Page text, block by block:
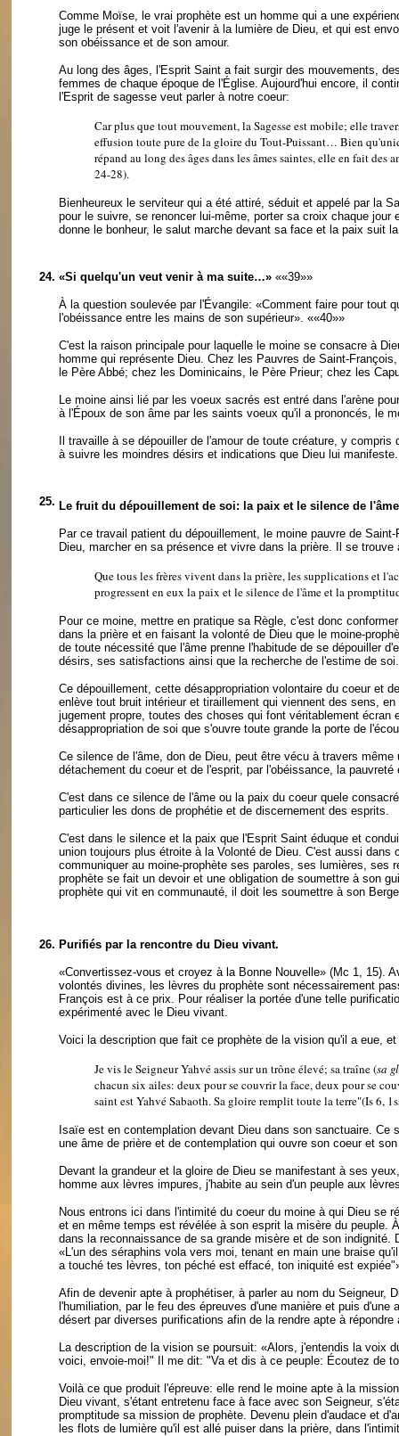
Comme Moïse, le vrai prophète est un homme qui a une
juge le présent et voit l'avenir à la lumière de Dieu, et qui est
son obéissance et de son amour.
Au long des âges, l'Esprit Saint a fait surgir des mouvements,
femmes de chaque époque de l'Église. Aujourd'hui encore, il
l'Esprit de sagesse veut parler à notre coeur:
Car plus que tout mouvement, la Sagesse est mobile; elle
effusion toute pure de la gloire du Tout-Puissant… Bien
répand au long des âges dans les âmes saintes, elle en fait
24-28).
Bienheureux le serviteur qui a été attiré, séduit et appelé par la
pour le suivre, se renoncer lui-même, porter sa croix chaque
donne le bonheur, le salut marche devant sa face et la paix suit
24. «Si quelqu'un veut venir à ma suite…» ««39»»
À la question soulevée par l'Évangile: «Comment faire pour tout
l'obéissance entre les mains de son supérieur». ««40»»
C'est la raison principale pour laquelle le moine se consacre à
homme qui représente Dieu. Chez les Pauvres de Saint-
le Père Abbé; chez les Dominicains, le Père Prieur; chez les
Le moine ainsi lié par les voeux sacrés est entré dans l'arène
à l'Époux de son âme par les saints voeux qu'il a prononcés, le
Il travaille à se dépouiller de l'amour de toute créature, y
à suivre les moindres désirs et indications que Dieu lui
25. Le fruit du dépouillement de soi: la paix et le silence de
Par ce travail patient du dépouillement, le moine pauvre de
Dieu, marcher en sa présence et vivre dans la prière. Il se
Que tous les frères vivent dans la prière, les supplications et
progressent en eux la paix et le silence de l'âme et la
Pour ce moine, mettre en pratique sa Règle, c'est donc
dans la prière et en faisant la volonté de Dieu que le moine-
de toute nécessité que l'âme prenne l'habitude de se dépouiller
désirs, ses satisfactions ainsi que la recherche de l'estime de soi.
Ce dépouillement, cette désappropriation volontaire du coeur et
enlève tout bruit intérieur et tiraillement qui viennent des sens,
jugement propre, toutes des choses qui font véritablement
désappropriation de soi que s'ouvre toute grande la porte de
Ce silence de l'âme, don de Dieu, peut être vécu à travers
détachement du coeur et de l'esprit, par l'obéissance, la
C'est dans ce silence de l'âme ou la paix du coeur quele
particulier les dons de prophétie et de discernement des esprits.
C'est dans le silence et la paix que l'Esprit Saint éduque et
union toujours plus étroite à la Volonté de Dieu. C'est aussi
communiquer au moine-prophète ses paroles, ses lumières,
prophète se fait un devoir et une obligation de soumettre à son
prophète qui vit en communauté, il doit les soumettre à son
26. Purifiés par la rencontre du Dieu vivant.
«Convertissez-vous et croyez à la Bonne Nouvelle» (Mc 1, 15).
volontés divines, les lèvres du prophète sont nécessairement
François est à ce prix. Pour réaliser la portée d'une telle
expérimenté avec le Dieu vivant.
Voici la description que fait ce prophète de la vision qu'il a eue,
Je vis le Seigneur Yahvé assis sur un trône élevé; sa traîne (sa
chacun six ailes: deux pour se couvrir la face, deux pour se
saint est Yahvé Sabaoth. Sa gloire remplit toute la terre"(Is 6,
Isaïe est en contemplation devant Dieu dans son sanctuaire.
une âme de prière et de contemplation qui ouvre son coeur et
Devant la grandeur et la gloire de Dieu se manifestant à ses
homme aux lèvres impures, j'habite au sein d'un peuple aux
Nous entrons ici dans l'intimité du coeur du moine à qui Dieu se
et en même temps est révélée à son esprit la misère du peuple.
dans la reconnaissance de sa grande misère et de son
«L'un des séraphins vola vers moi, tenant en main une braise
a touché tes lèvres, ton péché est effacé, ton iniquité est
Afin de devenir apte à prophétiser, à parler au nom du
l'humiliation, par le feu des épreuves d'une manière et puis
désert par diverses purifications afin de la rendre apte à
La description de la vision se poursuit: «Alors, j'entendis la voix
voici, envoie-moi!" Il me dit: "Va et dis à ce peuple: Écoutez de
Voilà ce que produit l'épreuve: elle rend le moine apte à la
Dieu vivant, s'étant entretenu face à face avec son Seigneur,
promptitude sa mission de prophète. Devenu plein d'audace et
les flots de lumière qu'il est allé puiser dans la prière, dans